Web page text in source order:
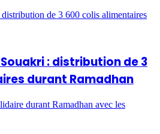
de 3 600 colis alimentaires
: distribution de 3
durant Ramadhan
durant Ramadhan avec les